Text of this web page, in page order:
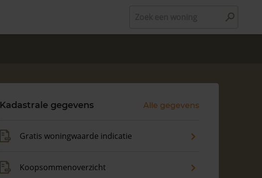
Kadastrale gegevens Alle gegevens
Gratis woningwaarde indicatie
Koopsommenoverzicht